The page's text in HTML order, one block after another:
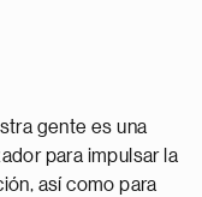
gente es una
para impulsar la
así como para